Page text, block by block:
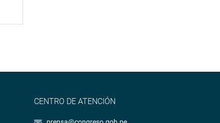
CENTRO DE ATENCIÓN